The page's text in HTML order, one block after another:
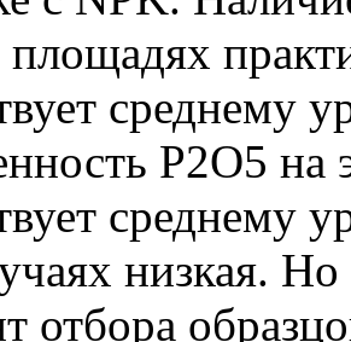
среднему
Р2О5 на
среднему
низкая. Но
отбора